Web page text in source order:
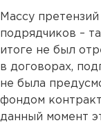
Массу
подрядчиков –
итоге не был
в договорах,
не была
фондом
данный момент